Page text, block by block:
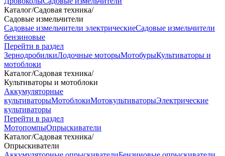
Каталог/Садовая техника/
Садовые измельчители
Садовые измельчители электрическиеСадовые измельчители
бензиновые
Перейти в раздел
ЗернодробилкиЛодочные моторыМотобурыКультиваторы и
мотоблоки
Каталог/Садовая техника/
Культиваторы и мотоблоки
Аккумуляторные
культиваторыМотоблокиМотокультиваторыЭлектрические
культиваторы
Перейти в раздел
МотопомпыОпрыскиватели
Каталог/Садовая техника/
Опрыскиватели